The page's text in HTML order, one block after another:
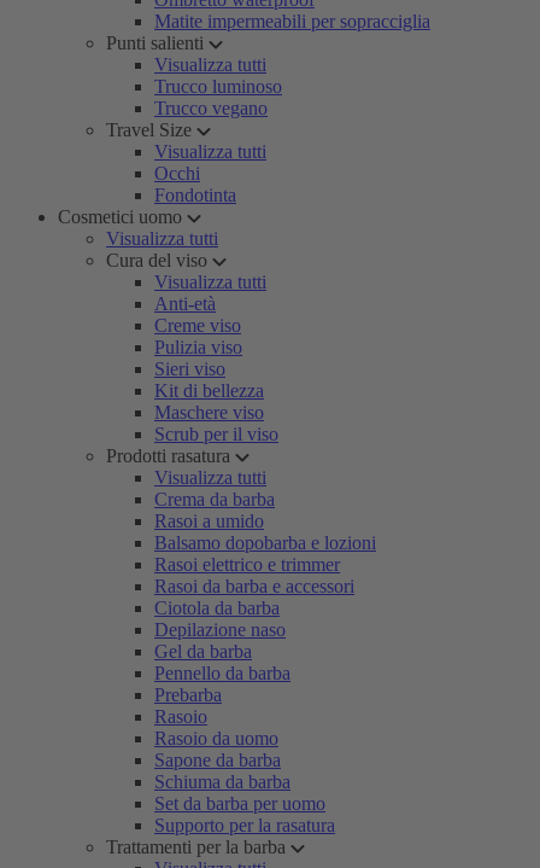
Matite impermeabili per sopracciglia
Punti salienti
Visualizza tutti
Trucco luminoso
Trucco vegano
Travel Size
Visualizza tutti
Occhi
Fondotinta
Cosmetici uomo
Visualizza tutti
Cura del viso
Visualizza tutti
Anti-età
Creme viso
Pulizia viso
Sieri viso
Kit di bellezza
Maschere viso
Scrub per il viso
Prodotti rasatura
Visualizza tutti
Crema da barba
Rasoi a umido
Balsamo dopobarba e lozioni
Rasoi elettrico e trimmer
Rasoi da barba e accessori
Ciotola da barba
Depilazione naso
Gel da barba
Pennello da barba
Prebarba
Rasoio
Rasoio da uomo
Sapone da barba
Schiuma da barba
Set da barba per uomo
Supporto per la rasatura
Trattamenti per la barba